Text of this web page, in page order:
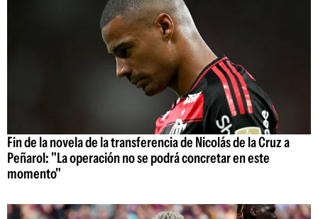
Fin de la novela de la transferencia de Nicolás de la Cruz a
Peñarol: "La operación no se podrá concretar en este
momento"